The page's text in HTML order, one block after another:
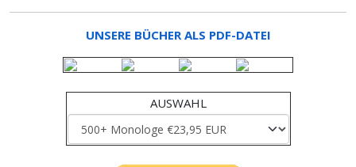
UNSERE BÜCHER ALS PDF-DATEI
AUSWAHL